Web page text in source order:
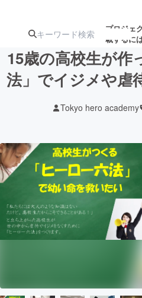
プロジェ
載するに
ターン
ジェクト
アート・写真
テクノロジー・ガジェ
映像・映画
まちづくり・地域活性
15歳の高校生が作
法」でイジメや虐
Tokyo hero academy